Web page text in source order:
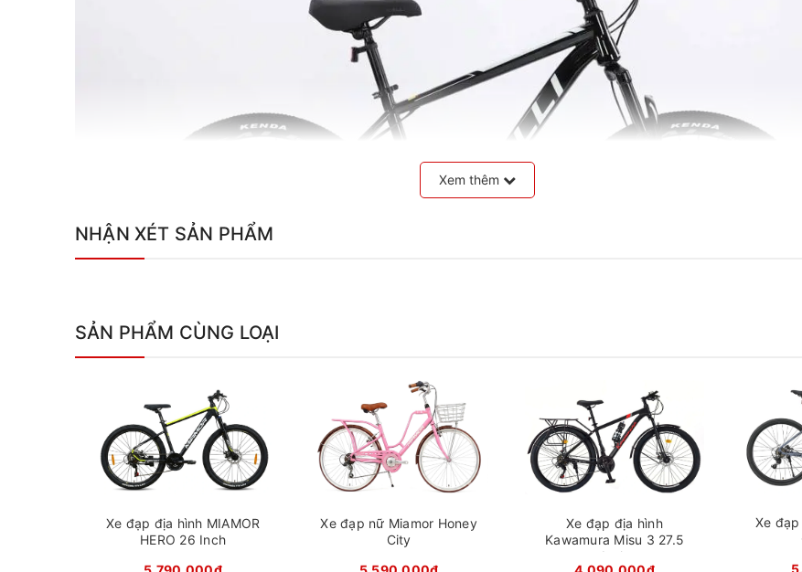
Xe đạp địa hình CALLI M340
Khung xe hợp kim thép chịu lực, kiểu dáng thể thao
Xe địa hình CALLI M340 được trang bị khung thép cường lực với kiểu dáng thể thao, tạo nên sự chắc chắn
Xem thêm
NHẬN XÉT SẢN PHẨM
SẢN PHẨM CÙNG LOẠI
Xe đạp địa hình MIAMOR
HERO 26 Inch
Xe đạp nữ Miamor Honey
City
Xe đạp địa hình
Kawamura Misu 3 27.5
Inch
Xe